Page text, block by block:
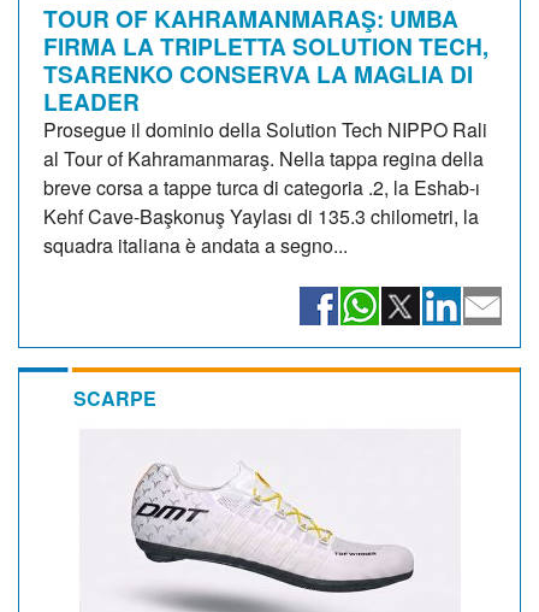
TOUR OF KAHRAMANMARAŞ: UMBA
FIRMA LA TRIPLETTA SOLUTION TECH,
TSARENKO CONSERVA LA MAGLIA DI
LEADER
Prosegue il dominio della Solution Tech NIPPO Rali
al Tour of Kahramanmaraş. Nella tappa regina della
breve corsa a tappe turca di categoria .2, la Eshab-ı
Kehf Cave-Başkonuş Yaylası di 135.3 chilometri, la
squadra italiana è andata a segno...
SCARPE